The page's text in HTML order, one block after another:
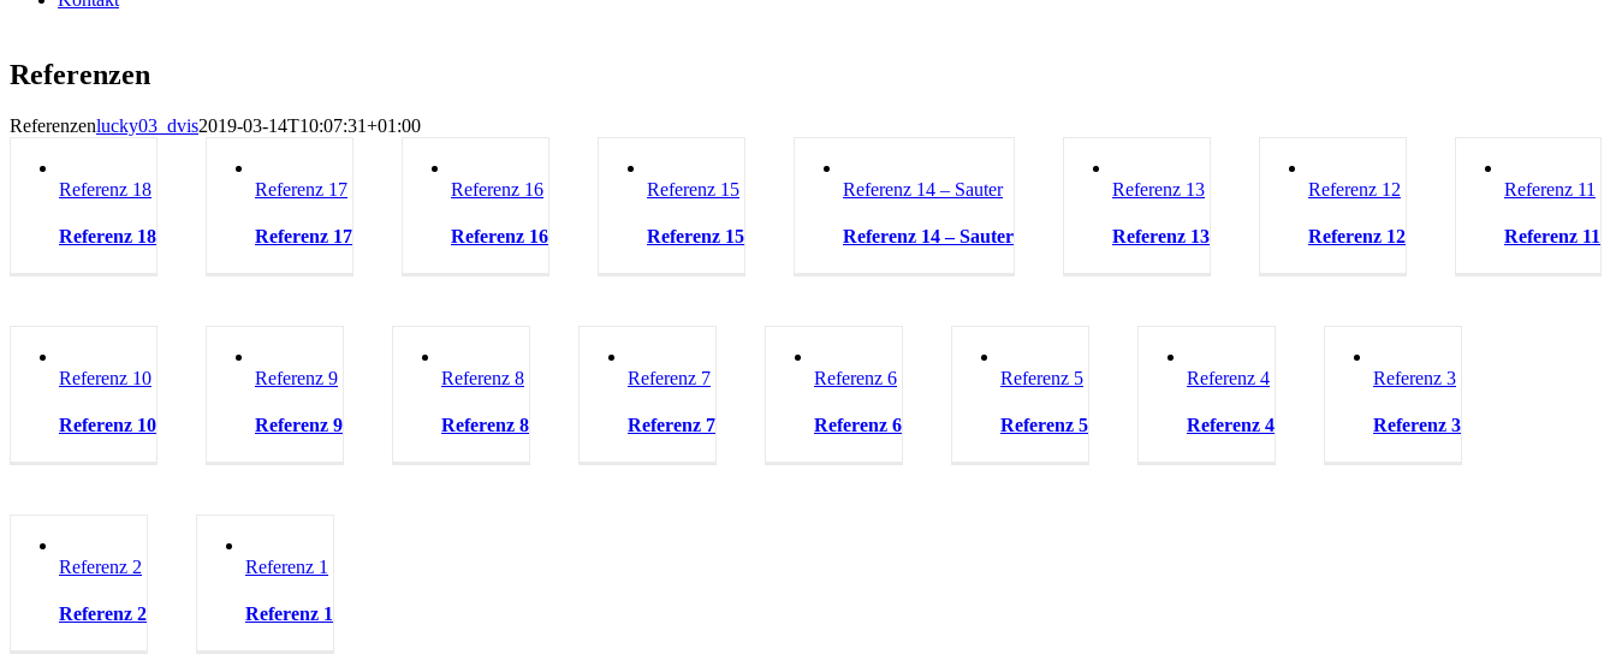
Referenzen
Referenzenlucky03_dvis2019-03-14T10:07:31+01:00
Referenz 18
Referenz 18
Referenz 17
Referenz 17
Referenz 16
Referenz 16
Referenz 15
Referenz 15
Referenz 14 – Sauter
Referenz 14 – Sauter
Referenz 13
Referenz 13
Referenz 12
Referenz 12
Referenz 11
Referenz 11
Referenz 10
Referenz 10
Referenz 9
Referenz 9
Referenz 8
Referenz 8
Referenz 7
Referenz 7
Referenz 6
Referenz 6
Referenz 5
Referenz 5
Referenz 4
Referenz 4
Referenz 3
Referenz 3
Referenz 2
Referenz 2
Referenz 1
Referenz 1